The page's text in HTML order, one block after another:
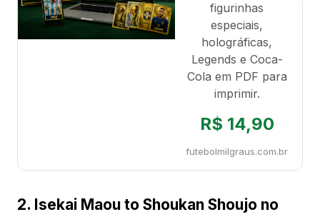
figurinhas
especiais,
holográficas,
Legends e Coca-
Cola em PDF para
imprimir.
R$ 14,90
futebolmilgraus.com.br
2. Isekai Maou to Shoukan Shoujo no